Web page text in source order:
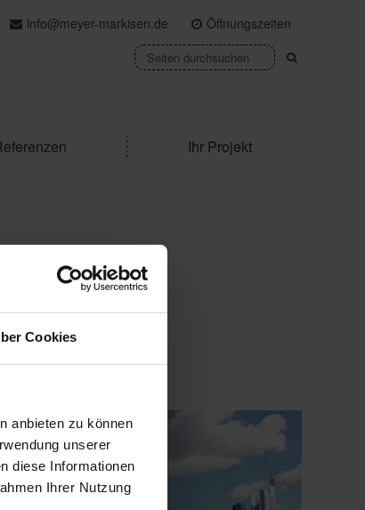
Cookies
anbieten zu können
unserer
diese Informationen
Ihrer Nutzung
info@meyer-markisen.de Öffnungszeiten
Ihr Projekt